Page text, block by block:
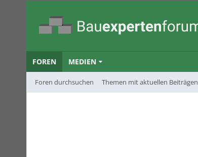
FOREN
Foren durchsuchen Themen mit aktuellen Beiträgen
MEDIEN